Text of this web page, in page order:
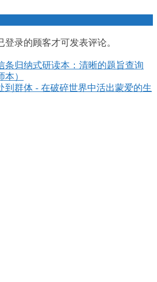
登录的顾客才可发表评论。
条归纳式研读本：清晰的题旨查询
本）
到群体 - 在破碎世界中活出蒙爱的生